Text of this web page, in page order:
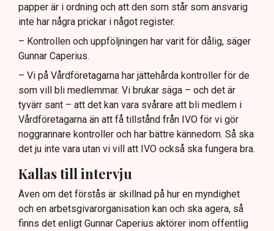
papper är i ordning och att den som står som ansvarig
inte har några prickar i något register.
– Kontrollen och uppföljningen har varit för dålig, säger
Gunnar Caperius.
– Vi på Vårdföretagarna har jättehårda kontroller för de
som vill bli medlemmar. Vi brukar säga – och det är
tyvärr sant – att det kan vara svårare att bli medlem i
Vårdföretagarna än att få tillstånd från IVO för vi gör
noggrannare kontroller och har bättre kännedom. Så ska
det ju inte vara utan vi vill att IVO också ska fungera bra.
Kallas till intervju
Även om det förstås är skillnad på hur en myndighet
och en arbetsgivarorganisation kan och ska agera, så
finns det enligt Gunnar Caperius aktörer inom offentlig